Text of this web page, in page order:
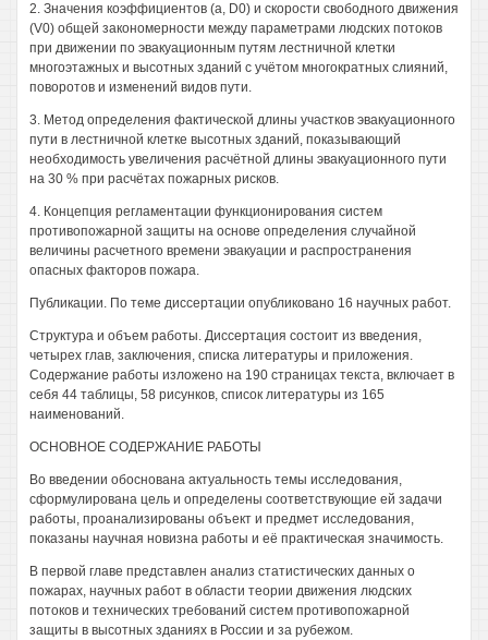
2. Значения коэффициентов (a, D0) и скорости свободного движения
(V0) общей закономерности между параметрами людских потоков
при движении по эвакуационным путям лестничной клетки
многоэтажных и высотных зданий с учётом многократных слияний,
поворотов и изменений видов пути.
3. Метод определения фактической длины участков эвакуационного
пути в лестничной клетке высотных зданий, показывающий
необходимость увеличения расчётной длины эвакуационного пути
на 30 % при расчётах пожарных рисков.
4. Концепция регламентации функционирования систем
противопожарной защиты на основе определения случайной
величины расчетного времени эвакуации и распространения
опасных факторов пожара.
Публикации. По теме диссертации опубликовано 16 научных работ.
Структура и объем работы. Диссертация состоит из введения,
четырех глав, заключения, списка литературы и приложения.
Содержание работы изложено на 190 страницах текста, включает в
себя 44 таблицы, 58 рисунков, список литературы из 165
наименований.
ОСНОВНОЕ СОДЕРЖАНИЕ РАБОТЫ
Во введении обоснована актуальность темы исследования,
сформулирована цель и определены соответствующие ей задачи
работы, проанализированы объект и предмет исследования,
показаны научная новизна работы и её практическая значимость.
В первой главе представлен анализ статистических данных о
пожарах, научных работ в области теории движения людских
потоков и технических требований систем противопожарной
защиты в высотных зданиях в России и за рубежом.